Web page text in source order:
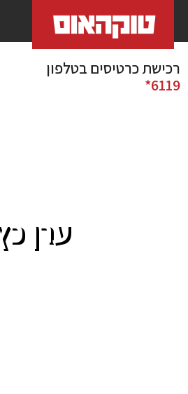
רכישת כרטיסים בטלפון
6119*
ערן